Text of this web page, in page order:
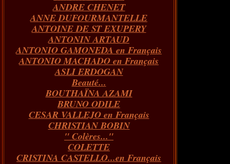
Janvier(60)
Février(68)
Janvier(86)
Mars(65)
Février(70)
Janvier(66)
Avril(76)
Mars(66)
Février(67)
Janvier(73)
Mai(82)
Avril(62)
Mars(66)
Février(55)
Janvier(43)
Juin(84)
Mai(89)
Avril(59)
Mars(73)
Février(54)
Janvier(51)
Juillet(72)
Juin(65)
Mai(97)
Avril(73)
Mars(100)
Février(146)
Janvier(124)
Août(40)
Juillet(31)
Juin(26)
ANDRE CHENET
ANNE DUFOURMANTELLE
ANTOINE DE ST EXUPERY
ANTONIN ARTAUD
ANTONIO GAMONEDA en Français
ANTONIO MACHADO en Français
ASLI ERDOGAN
Beauté...
BOUTHAÏNA AZAMI
BRUNO ODILE
CESAR VALLEJO en Français
CHRISTIAN BOBIN
" Colères..."
COLETTE
CRISTINA CASTELLO...en Français